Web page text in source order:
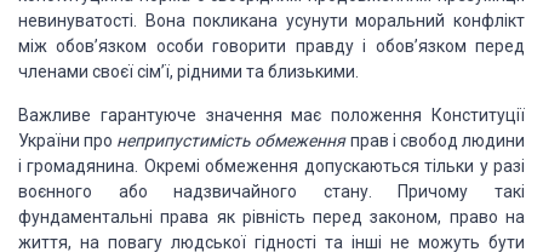
невинуватості. Вона покликана усунути мо­ральний конфлікт
між обов’язком особи говорити правду і обов’язком перед
членами своєї сім’ї, рідними та близь­кими.
Важливе гарантуюче значення має положення Консти­туції
України про неприпустимість обмеженняправ і свобод людини
і громадянина. Окремі обмеження допуска­ються тільки у разі
воєнного або надзвичайного стану. Причому такі
фундаментальні права як рівність перед за­коном, право на
життя, на повагу людської гідності та інші не можуть бути